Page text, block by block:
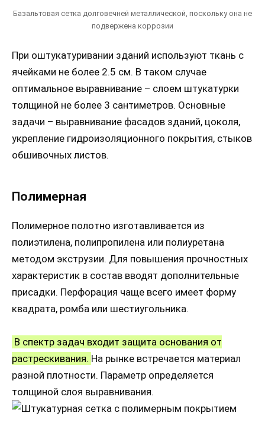
Базальтовая сетка долговечней металлической, поскольку она не
подвержена коррозии
При оштукатуривании зданий используют ткань с
ячейками не более 2.5 см. В таком случае
оптимальное выравнивание – слоем штукатурки
толщиной не более 3 сантиметров. Основные
задачи – выравнивание фасадов зданий, цоколя,
укрепление гидроизоляционного покрытия, стыков
обшивочных листов.
Полимерная
Полимерное полотно изготавливается из
полиэтилена, полипропилена или полиуретана
методом экструзии. Для повышения прочностных
характеристик в состав вводят дополнительные
присадки. Перфорация чаще всего имеет форму
квадрата, ромба или шестиугольника.
В спектр задач входит защита основания от
растрескивания. На рынке встречается материал
разной плотности. Параметр определяется
толщиной слоя выравнивания.